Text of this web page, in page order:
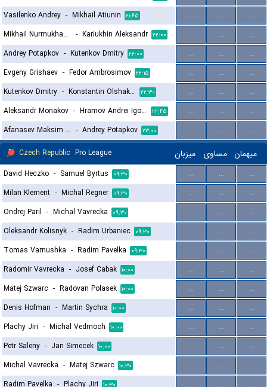
Vasilenko Andrey - Mikhail Atiunin ۲۱:۴۵ ... ...
...
Mikhail Nurmukhamedov
- Kariukhin Aleksandr ۲۲:۰۰ ... ...
...
Andrey Potapkov - Kutenkov Dmitry ۲۲:۰۰ ... ...
...
Evgeny Grishaev - Fedor Ambrosimov ۲۲:۱۵ ... ...
...
Kutenkov Dmitry - Konstantin Olshakov ۲۲:۳۰ ... ...
...
Aleksandr Monakov - Hramov Andrei Igorevich ۲۲:۴۵ ... ...
...
Afanasev Maksim Andreevich - Andrey Potapkov ۲۳:۰۰ ... ...
...
Czech Republic Pro League میزبان مساوی میهمان
David Heczko - Samuel Byrtus ۰۹:۳۰ ... ...
...
Milan Klement - Michal Regner ۰۹:۳۰ ... ...
...
Ondrej Paril - Michal Vavrecka ۰۹:۳۰ ... ...
...
Oleksandr Kolisnyk - Radim Urbaniec ۰۹:۳۰ ... ...
...
Tomas Varnushka - Radim Pavelka ۰۹:۳۰ ... ...
...
Radomir Vavrecka - Josef Cabak ۱۰:۰۰ ... ...
...
Matej Szwarc - Radovan Polasek ۱۰:۰۰ ... ...
...
Denis Hofman - Martin Sychra ۱۰:۰۰ ... ...
...
Plachy Jiri - Michal Vedmoch ۱۰:۰۰ ... ...
...
Petr Saleny - Jan Simecek ۱۰:۰۰ ... ...
...
Michal Vavrecka - Matej Szwarc ۱۰:۳۰ ... ...
...
Radim Pavelka - Plachy Jiri ۱۰:۳۰ ... ... ...